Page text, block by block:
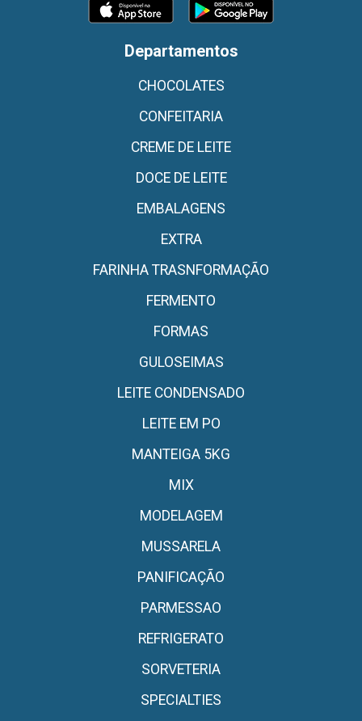
Departamentos
CHOCOLATES
CONFEITARIA
CREME DE LEITE
DOCE DE LEITE
EMBALAGENS
EXTRA
FARINHA TRASNFORMAÇÃO
FERMENTO
FORMAS
GULOSEIMAS
LEITE CONDENSADO
LEITE EM PO
MANTEIGA 5KG
MIX
MODELAGEM
MUSSARELA
PANIFICAÇÃO
PARMESSAO
REFRIGERATO
SORVETERIA
SPECIALTIES